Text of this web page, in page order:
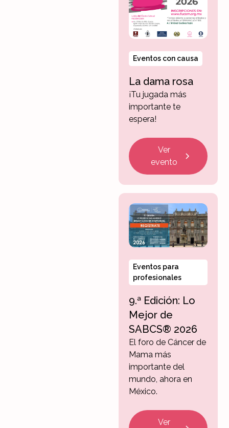
Eventos con causa
La dama rosa
¡Tu jugada más
importante te
espera!
Ver
evento
Eventos para
profesionales
9.ª Edición: Lo
Mejor de
SABCS® 2026
El foro de Cáncer de
Mama más
importante del
mundo, ahora en
México.
Ver